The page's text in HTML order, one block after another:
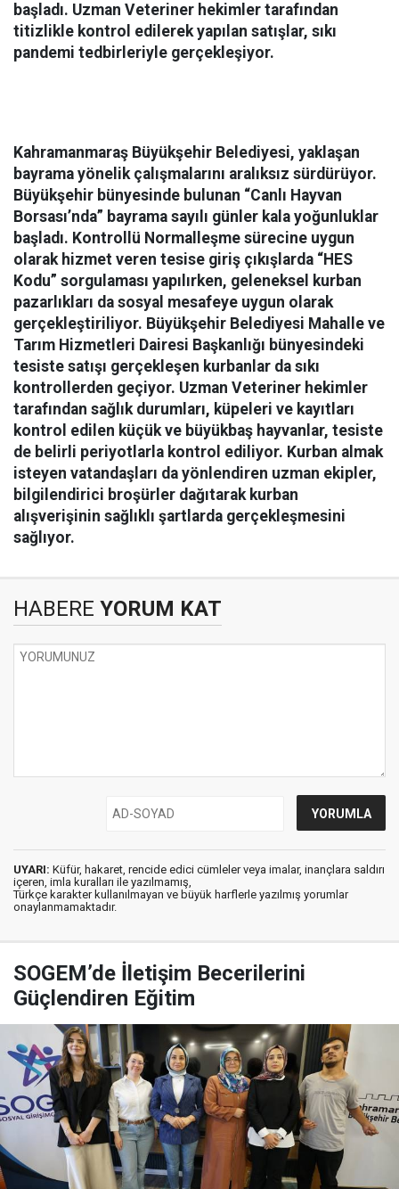
başladı. Uzman Veteriner hekimler tarafından
titizlikle kontrol edilerek yapılan satışlar, sıkı
pandemi tedbirleriyle gerçekleşiyor.
Kahramanmaraş Büyükşehir Belediyesi, yaklaşan
bayrama yönelik çalışmalarını aralıksız sürdürüyor.
Büyükşehir bünyesinde bulunan “Canlı Hayvan
Borsası’nda” bayrama sayılı günler kala yoğunluklar
başladı. Kontrollü Normalleşme sürecine uygun
olarak hizmet veren tesise giriş çıkışlarda “HES
Kodu” sorgulaması yapılırken, geleneksel kurban
pazarlıkları da sosyal mesafeye uygun olarak
gerçekleştiriliyor. Büyükşehir Belediyesi Mahalle ve
Tarım Hizmetleri Dairesi Başkanlığı bünyesindeki
tesiste satışı gerçekleşen kurbanlar da sıkı
kontrollerden geçiyor. Uzman Veteriner hekimler
tarafından sağlık durumları, küpeleri ve kayıtları
kontrol edilen küçük ve büyükbaş hayvanlar, tesiste
de belirli periyotlarla kontrol ediliyor. Kurban almak
isteyen vatandaşları da yönlendiren uzman ekipler,
bilgilendirici broşürler dağıtarak kurban
alışverişinin sağlıklı şartlarda gerçekleşmesini
sağlıyor.
HABERE YORUM KAT
UYARI: Küfür, hakaret, rencide edici cümleler veya imalar, inançlara saldırı
içeren, imla kuralları ile yazılmamış,
Türkçe karakter kullanılmayan ve büyük harflerle yazılmış yorumlar
onaylanmamaktadır.
SOGEM’de İletişim Becerilerini
Güçlendiren Eğitim